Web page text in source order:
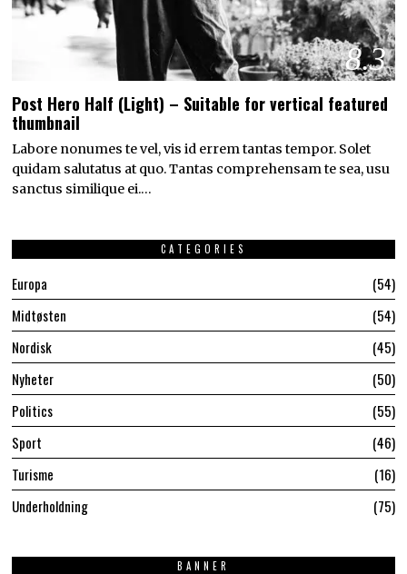
8.3
Post Hero Half (Light) – Suitable for vertical featured
thumbnail
Labore nonumes te vel, vis id errem tantas tempor. Solet
quidam salutatus at quo. Tantas comprehensam te sea, usu
sanctus similique ei.…
CATEGORIES
Europa
54
Midtøsten
54
Nordisk
45
Nyheter
50
Politics
55
Sport
46
Turisme
16
Underholdning
75
BANNER